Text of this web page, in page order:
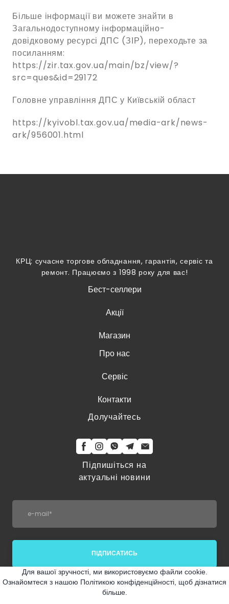
Більше інформації ви можете знайти в
Загальнодоступному інформаційно-
довідковому ресурсі ДПС (ЗІР), переходьте за
посиланням:
https://zir.tax.gov.ua/main/bz/view/?
src=ques&id=29172
Головне управління ДПС у Київській област
https://kyivobl.tax.gov.ua/media-ark/news-
ark/956001.html
КРЦ: сучасне торгове обладнання, гарантія, сервіс та
ремонт. Працюємо з 1998 року для вас!
Бест-селлери
Акції
Магазин
Про нас
Сервіс
Контакти
Долучайтесь
Підпишіться на
актуальні новини
ПІДПИСАТИСЬ
© ТОВ "Київський регіональний центр"
Для вашої зручності, ми використовуємо файли cookie.
Ознайомтеся з нашою Політикою конфіденційності, щоб дізнатися
більше.